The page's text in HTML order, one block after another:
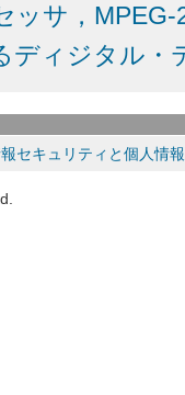
ッサ，
ディジタル・
セキュリティと個人情